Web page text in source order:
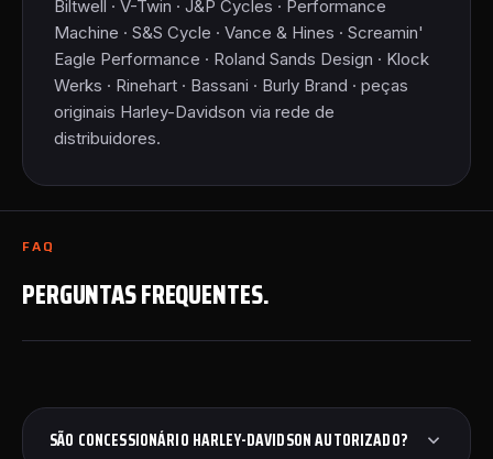
Biltwell · V-Twin · J&P Cycles · Performance
Machine · S&S Cycle · Vance & Hines · Screamin'
Eagle Performance · Roland Sands Design · Klock
Werks · Rinehart · Bassani · Burly Brand · peças
originais Harley-Davidson via rede de
distribuidores.
FAQ
PERGUNTAS FREQUENTES.
SÃO CONCESSIONÁRIO HARLEY-DAVIDSON AUTORIZADO?